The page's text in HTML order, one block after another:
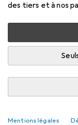
des tiers et à nos
Mentions légales